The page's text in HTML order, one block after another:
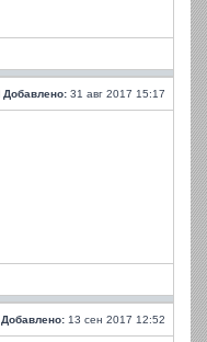
Добавлено: 31 авг 2017 15:17
Добавлено: 13 сен 2017 12:52